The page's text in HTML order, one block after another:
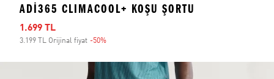
ADI365 CLIMACOOL+ KOŞU ŞORTU
İndirimli fiyat
1.699 TL
3.199 TL Orijinal fiyat -50%